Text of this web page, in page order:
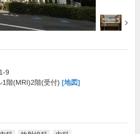
9
1階(MRI)2階(受付) [地図]